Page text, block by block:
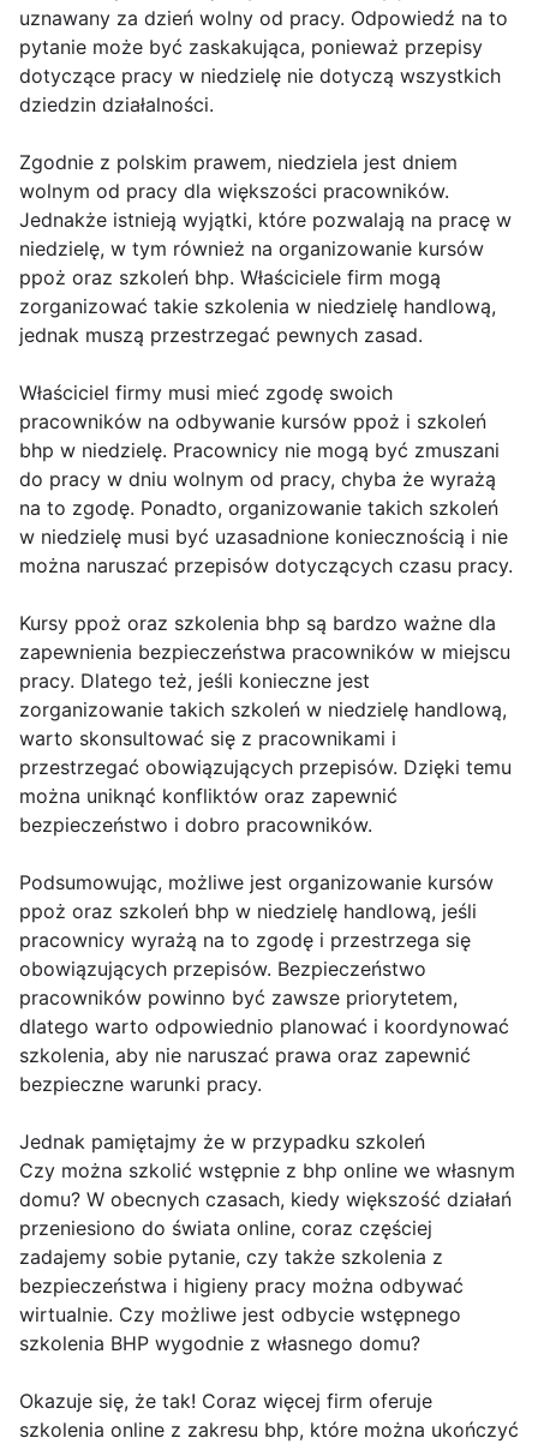
uznawany za dzień wolny od pracy. Odpowiedź na to
pytanie może być zaskakująca, ponieważ przepisy
dotyczące pracy w niedzielę nie dotyczą wszystkich
dziedzin działalności.
Zgodnie z polskim prawem, niedziela jest dniem
wolnym od pracy dla większości pracowników.
Jednakże istnieją wyjątki, które pozwalają na pracę w
niedzielę, w tym również na organizowanie kursów
ppoż oraz szkoleń bhp. Właściciele firm mogą
zorganizować takie szkolenia w niedzielę handlową,
jednak muszą przestrzegać pewnych zasad.
Właściciel firmy musi mieć zgodę swoich
pracowników na odbywanie kursów ppoż i szkoleń
bhp w niedzielę. Pracownicy nie mogą być zmuszani
do pracy w dniu wolnym od pracy, chyba że wyrażą
na to zgodę. Ponadto, organizowanie takich szkoleń
w niedzielę musi być uzasadnione koniecznością i nie
można naruszać przepisów dotyczących czasu pracy.
Kursy ppoż oraz szkolenia bhp są bardzo ważne dla
zapewnienia bezpieczeństwa pracowników w miejscu
pracy. Dlatego też, jeśli konieczne jest
zorganizowanie takich szkoleń w niedzielę handlową,
warto skonsultować się z pracownikami i
przestrzegać obowiązujących przepisów. Dzięki temu
można uniknąć konfliktów oraz zapewnić
bezpieczeństwo i dobro pracowników.
Podsumowując, możliwe jest organizowanie kursów
ppoż oraz szkoleń bhp w niedzielę handlową, jeśli
pracownicy wyrażą na to zgodę i przestrzega się
obowiązujących przepisów. Bezpieczeństwo
pracowników powinno być zawsze priorytetem,
dlatego warto odpowiednio planować i koordynować
szkolenia, aby nie naruszać prawa oraz zapewnić
bezpieczne warunki pracy.
Jednak pamiętajmy że w przypadku szkoleń
Czy można szkolić wstępnie z bhp online we własnym
domu? W obecnych czasach, kiedy większość działań
przeniesiono do świata online, coraz częściej
zadajemy sobie pytanie, czy także szkolenia z
bezpieczeństwa i higieny pracy można odbywać
wirtualnie. Czy możliwe jest odbycie wstępnego
szkolenia BHP wygodnie z własnego domu?
Okazuje się, że tak! Coraz więcej firm oferuje
szkolenia online z zakresu bhp, które można ukończyć